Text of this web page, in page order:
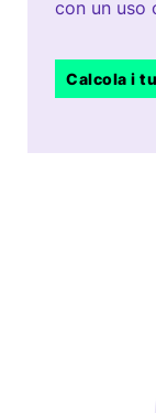
con un uso
Calcola i